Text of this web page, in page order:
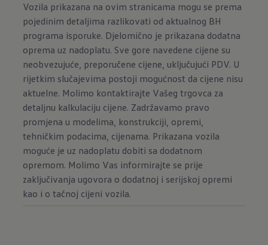
Vozila prikazana na ovim stranicama mogu se prema
pojedinim detaljima razlikovati od aktualnog BH
programa isporuke. Djelomično je prikazana dodatna
oprema uz nadoplatu. Sve gore navedene cijene su
neobvezujuće, preporučene cijene, uključujući PDV. U
rijetkim slučajevima postoji mogućnost da cijene nisu
aktuelne. Molimo kontaktirajte Vašeg trgovca za
detaljnu kalkulaciju cijene. Zadržavamo pravo
promjena u modelima, konstrukciji, opremi,
tehničkim podacima, cijenama. Prikazana vozila
moguće je uz nadoplatu dobiti sa dodatnom
opremom. Molimo Vas informirajte se prije
zaključivanja ugovora o dodatnoj i serijskoj opremi
kao i o tačnoj cijeni vozila.